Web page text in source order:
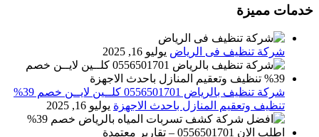
خدمات مميزة
شركة تنظيف فى الرياض يوليو 16, 2025
شركة تنظيف بالرياض 0556501701 كلــين لايــن خصم 39%
تنظيف وتعقيم المنازل باحدث الاجهزة يوليو 16, 2025